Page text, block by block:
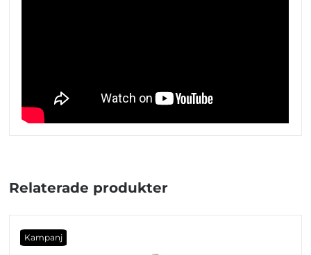
Relaterade produkter
Kampanj